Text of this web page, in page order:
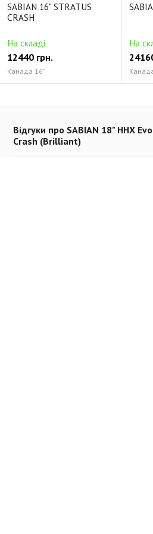
SABIAN 16" STRATUS
CRASH
На складі
12440 грн.
Канада 16"
На
Відгуки про SABIAN 18" HHX
Crash (Brilliant)